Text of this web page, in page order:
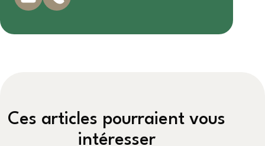
Ces articles pourraient vous
intéresser